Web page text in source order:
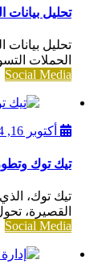
تحليل
تحليل
الحملات
Social Media
أكتوبر 16, 2024
تيك توك
تيك توك،
القصيرة،
Social Media